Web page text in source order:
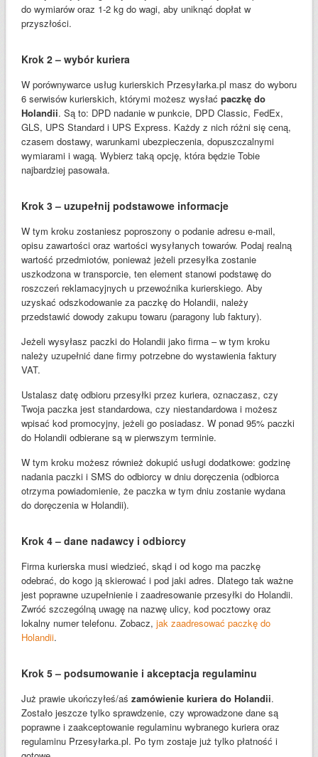
do wymiarów oraz 1-2 kg do wagi, aby uniknąć dopłat w
przyszłości.
Krok 2 – wybór kuriera
W porównywarce usług kurierskich Przesyłarka.pl masz do wyboru
6 serwisów kurierskich, którymi możesz wysłać paczkę do
Holandii. Są to: DPD nadanie w punkcie, DPD Classic, FedEx,
GLS, UPS Standard i UPS Express. Każdy z nich różni się ceną,
czasem dostawy, warunkami ubezpieczenia, dopuszczalnymi
wymiarami i wagą. Wybierz taką opcję, która będzie Tobie
najbardziej pasowała.
Krok 3 – uzupełnij podstawowe informacje
W tym kroku zostaniesz poproszony o podanie adresu e-mail,
opisu zawartości oraz wartości wysyłanych towarów. Podaj realną
wartość przedmiotów, ponieważ jeżeli przesyłka zostanie
uszkodzona w transporcie, ten element stanowi podstawę do
roszczeń reklamacyjnych u przewoźnika kurierskiego. Aby
uzyskać odszkodowanie za paczkę do Holandii, należy
przedstawić dowody zakupu towaru (paragony lub faktury).
Jeżeli wysyłasz paczki do Holandii jako firma – w tym kroku
należy uzupełnić dane firmy potrzebne do wystawienia faktury
VAT.
Ustalasz datę odbioru przesyłki przez kuriera, oznaczasz, czy
Twoja paczka jest standardowa, czy niestandardowa i możesz
wpisać kod promocyjny, jeżeli go posiadasz. W ponad 95% paczki
do Holandii odbierane są w pierwszym terminie.
W tym kroku możesz również dokupić usługi dodatkowe: godzinę
nadania paczki i SMS do odbiorcy w dniu doręczenia (odbiorca
otrzyma powiadomienie, że paczka w tym dniu zostanie wydana
do doręczenia w Holandii).
Krok 4 – dane nadawcy i odbiorcy
Firma kurierska musi wiedzieć, skąd i od kogo ma paczkę
odebrać, do kogo ją skierować i pod jaki adres. Dlatego tak ważne
jest poprawne uzupełnienie i zaadresowanie przesyłki do Holandii.
Zwróć szczególną uwagę na nazwę ulicy, kod pocztowy oraz
lokalny numer telefonu. Zobacz, jak zaadresować paczkę do
Holandii.
Krok 5 – podsumowanie i akceptacja regulaminu
Już prawie ukończyłeś/aś zamówienie kuriera do Holandii.
Zostało jeszcze tylko sprawdzenie, czy wprowadzone dane są
poprawne i zaakceptowanie regulaminu wybranego kuriera oraz
regulaminu Przesyłarka.pl. Po tym zostaje już tylko płatność i